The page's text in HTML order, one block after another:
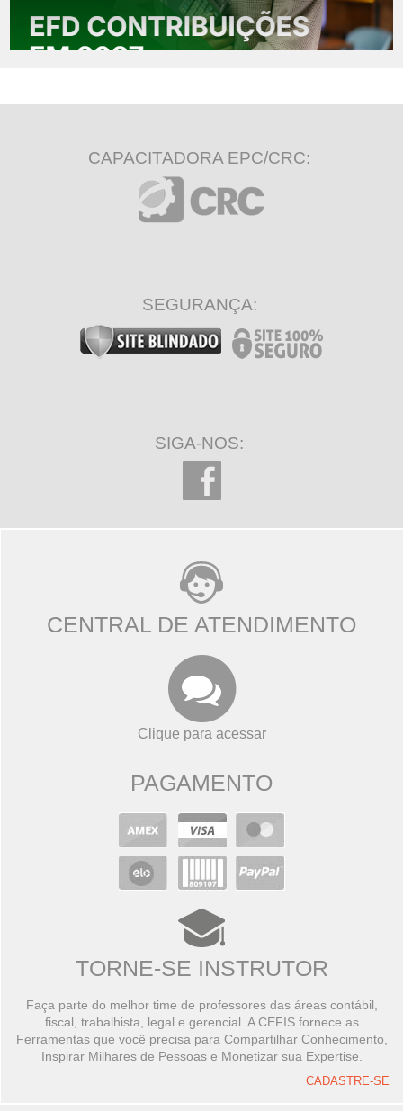
CAPACITADORA EPC/CRC:
SEGURANÇA:
SIGA-NOS:
CENTRAL DE ATENDIMENTO
Clique para acessar
PAGAMENTO
TORNE-SE INSTRUTOR
Faça parte do melhor time de professores das áreas contábil,
fiscal, trabalhista, legal e gerencial. A CEFIS fornece as
Ferramentas que você precisa para Compartilhar Conhecimento,
Inspirar Milhares de Pessoas e Monetizar sua Expertise.
CADASTRE-SE